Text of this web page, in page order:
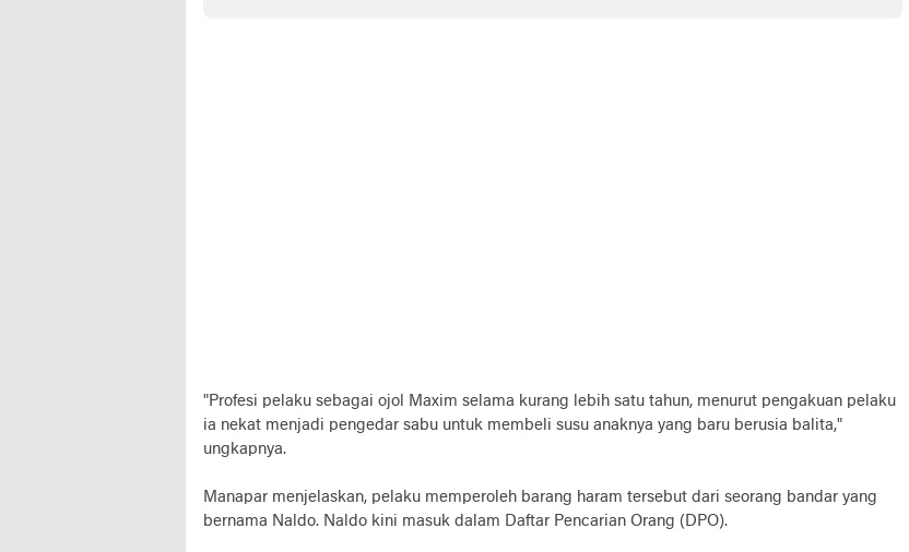
"Profesi pelaku sebagai ojol Maxim selama kurang lebih satu tahun, menurut pengakuan pelaku
ia nekat menjadi pengedar sabu untuk membeli susu anaknya yang baru berusia balita,"
ungkapnya.
Manapar menjelaskan, pelaku memperoleh barang haram tersebut dari seorang bandar yang
bernama Naldo. Naldo kini masuk dalam Daftar Pencarian Orang (DPO).